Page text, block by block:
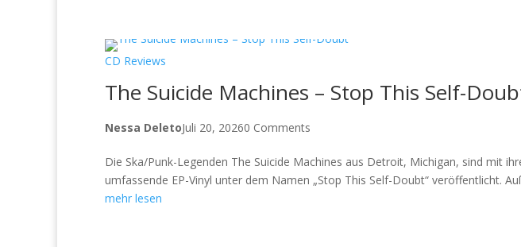
CD Reviews
The Suicide Machines – Stop This Self-
Nessa DeletoJuli 20, 20260 Comments
Die Ska/Punk-Legenden The Suicide Machines aus Detroit, Michigan, sind mit
umfassende EP-Vinyl unter dem Namen „Stop This Self-Doubt“ veröffentlicht.
mehr lesen